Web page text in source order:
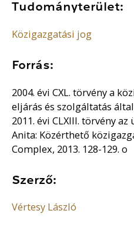
Tudományterület:
Közigazgatási jog
Forrás:
2004. évi CXL. törvény a
eljárás és szolgáltatás
2011. évi CLXIII. törvény
Anita: Közérthető
Complex, 2013. 128-129. o
Szerző:
Vértesy László